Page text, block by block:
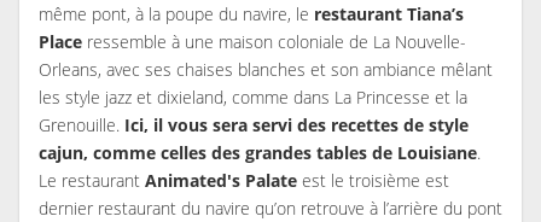
même pont, à la poupe du navire, le restaurant Tiana’s
Place ressemble à une maison coloniale de La Nouvelle-
Orleans, avec ses chaises blanches et son ambiance mêlant
les style jazz et dixieland, comme dans La Princesse et la
Grenouille. Ici, il vous sera servi des recettes de style
cajun, comme celles des grandes tables de Louisiane.
Le restaurant Animated's Palate est le troisième est
dernier restaurant du navire qu’on retrouve à l’arrière du pont